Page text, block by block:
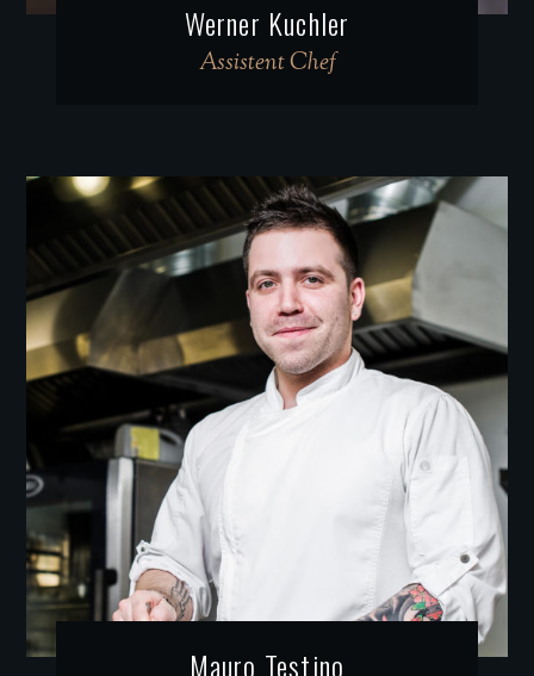
Werner Kuchler
Assistent Chef
Mauro Testino